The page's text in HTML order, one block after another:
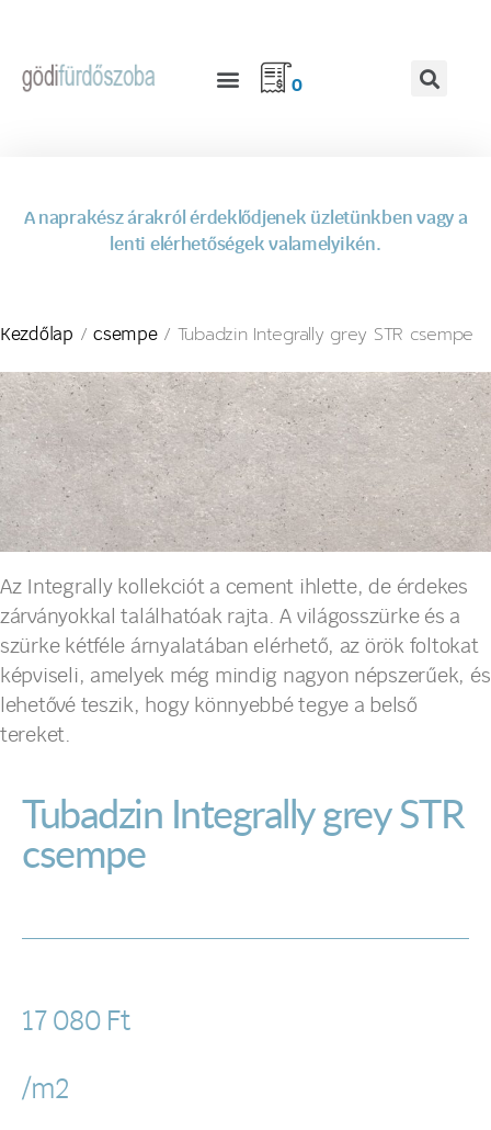
0
A naprakész árakról érdeklődjenek üzletünkben vagy a
lenti elérhetőségek valamelyikén.
Kezdőlap /csempe/ Tubadzin Integrally grey STR csempe
Az Integrally kollekciót a cement ihlette, de érdekes
zárványokkal találhatóak rajta. A világosszürke és a
szürke kétféle árnyalatában elérhető, az örök foltokat
képviseli, amelyek még mindig nagyon népszerűek, és
lehetővé teszik, hogy könnyebbé tegye a belső
tereket.
Tubadzin Integrally grey STR
csempe
17 080 Ft
/m2